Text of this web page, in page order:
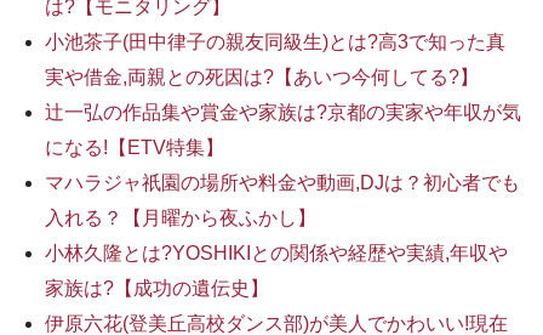
は?【モニタリング】
小池茶子(田中律子の親友同級生)とは?高3で知った真
実や借金,両親との死因は?【あいつ今何してる?】
辻一弘の作品集や賞金や家族は?京都の実家や年収が気
になる!【ETV特集】
マハラジャ祇園の場所や料金や動画,DJは？初心者でも
入れる？【月曜から夜ふかし】
小林久隆とは?YOSHIKIとの関係や経歴や実績,年収や
家族は?【成功の遺伝史】
伊原六花(登美丘高校ダンス部)が美人でかわいい!現在